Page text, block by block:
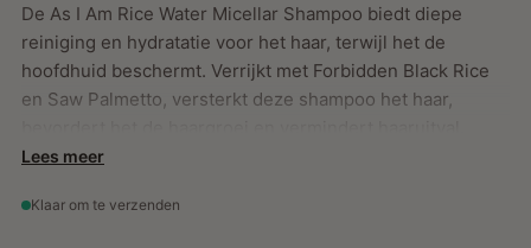
De As I Am Rice Water Micellar Shampoo biedt diepe
reiniging en hydratatie voor het haar, terwijl het de
hoofdhuid beschermt. Verrijkt met Forbidden Black Rice
en Saw Palmetto, versterkt deze shampoo het haar,
Ideaal voor dagelijks gebruik, met name voor afro-textuur
Lees meer
Klaar om te verzenden